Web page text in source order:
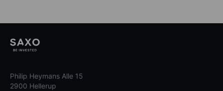
Philip Heymans Alle 15
2900 Hellerup